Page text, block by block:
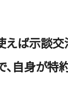
ば示談交
、自身が